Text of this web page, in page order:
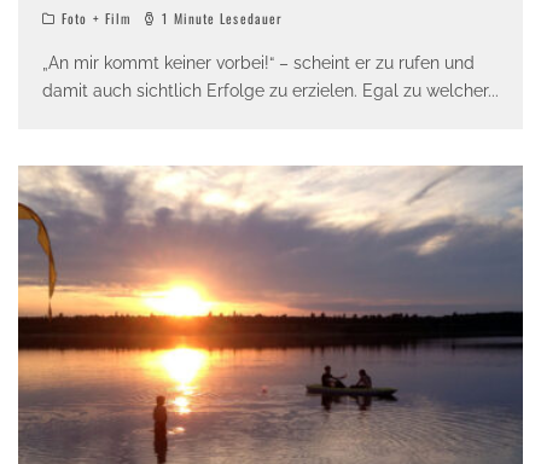
Foto + Film 1 Minute Lesedauer
„An mir kommt keiner vorbei!“ – scheint er zu rufen und
damit auch sichtlich Erfolge zu erzielen. Egal zu welcher...